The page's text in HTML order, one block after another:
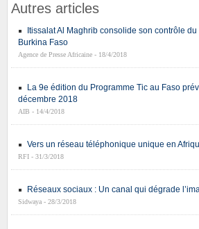
Autres articles
Itissalat Al Maghrib consolide son contrôle du
Burkina Faso
Agence de Presse Africaine - 18/4/2018
La 9e édition du Programme Tic au Faso
décembre 2018
AIB - 14/4/2018
Vers un réseau téléphonique unique en
RFI - 31/3/2018
Réseaux sociaux : Un canal qui dégrade
Sidwaya - 28/3/2018